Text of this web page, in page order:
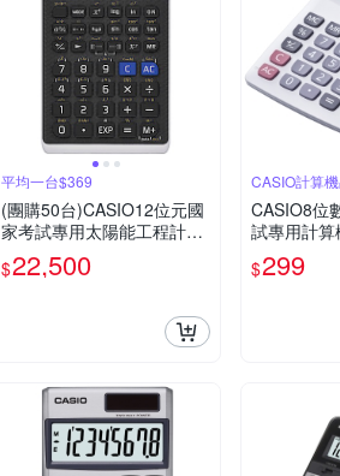
平均一台$369
(團購50台)CASIO12位元國
家考試專用太陽能工程計算
機-FX-82SOLARII
$22,500
CASIO計算
CASIO8位
試專用計
白
$299